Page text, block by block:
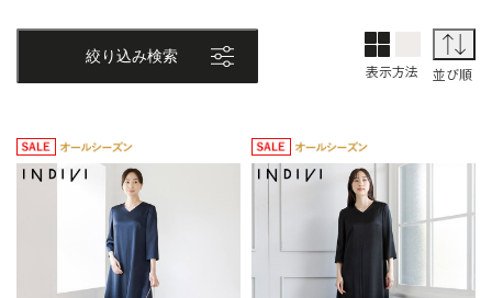
絞り込み検索
表示方法
1列表示
並び順